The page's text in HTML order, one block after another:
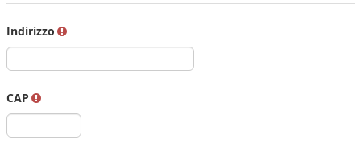
Indirizzo
CAP